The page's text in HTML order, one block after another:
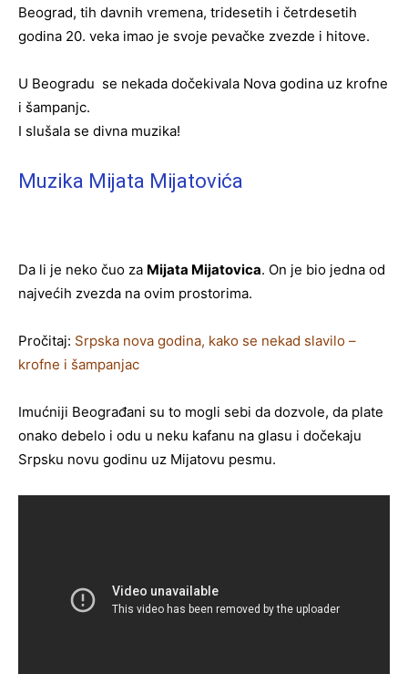
Beograd, tih davnih vremena, tridesetih i četrdesetih
godina 20. veka imao je svoje pevačke zvezde i hitove.
U Beogradu se nekada dočekivala Nova godina uz krofne
i šampanjc.
I slušala se divna muzika!
Muzika Mijata Mijatovića
Da li je neko čuo za Mijata Mijatovica. On je bio jedna od
najvećih zvezda na ovim prostorima.
Pročitaj: Srpska nova godina, kako se nekad slavilo –
krofne i šampanjac
Imućniji Beograđani su to mogli sebi da dozvole, da plate
onako debelo i odu u neku kafanu na glasu i dočekaju
Srpsku novu godinu uz Mijatovu pesmu.